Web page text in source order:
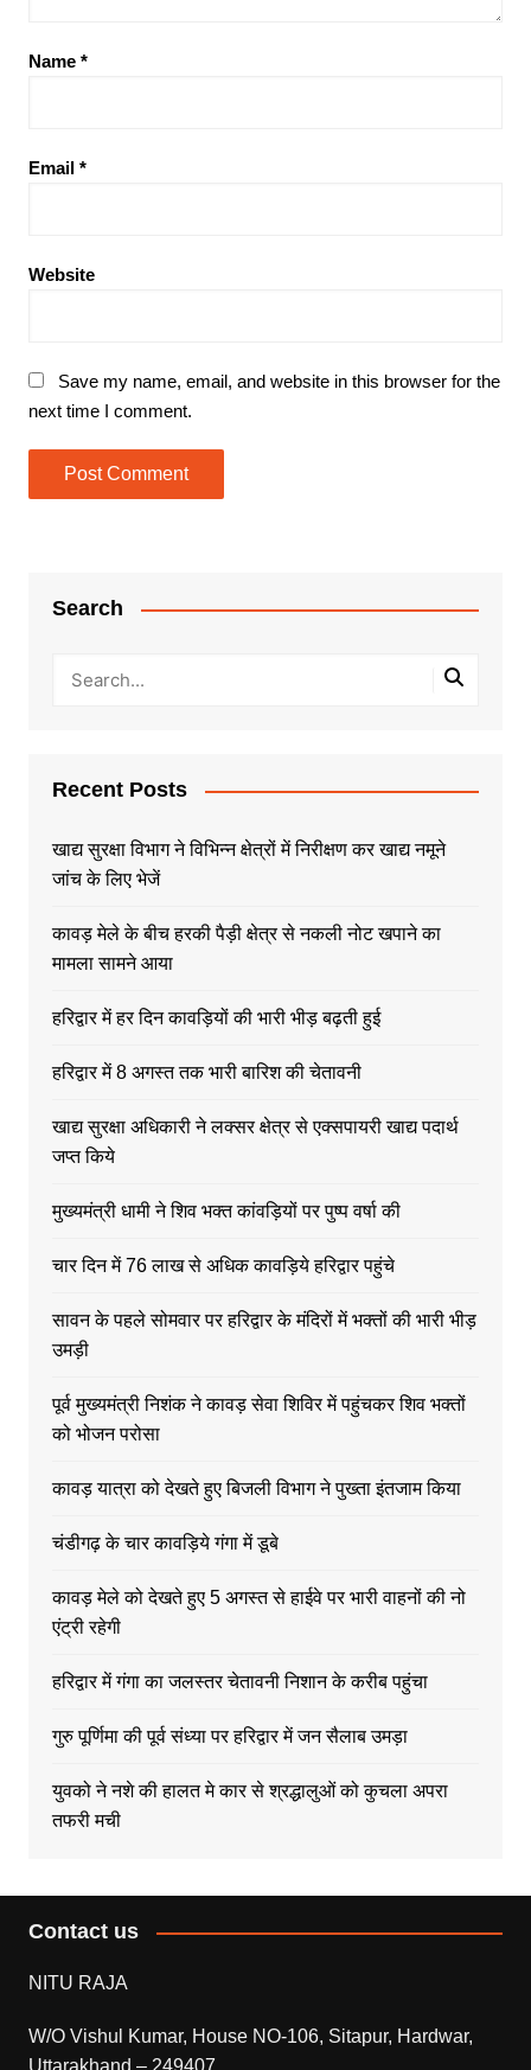
Name *
Email *
Website
Save my name, email, and website in this browser for the
next time I comment.
Search
Recent Posts
खाद्य सुरक्षा विभाग ने विभिन्न क्षेत्रों में निरीक्षण कर खाद्य नमूने
जांच के लिए भेजें
कावड़ मेले के बीच हरकी पैड़ी क्षेत्र से नकली नोट खपाने का
मामला सामने आया
हरिद्वार में हर दिन कावड़ियों की भारी भीड़ बढ़ती हुई
हरिद्वार में 8 अगस्त तक भारी बारिश की चेतावनी
खाद्य सुरक्षा अधिकारी ने लक्सर क्षेत्र से एक्सपायरी खाद्य पदार्थ
जप्त किये
मुख्यमंत्री धामी ने शिव भक्त कांवड़ियों पर पुष्प वर्षा की
चार दिन में 76 लाख से अधिक कावड़िये हरिद्वार पहुंचे
सावन के पहले सोमवार पर हरिद्वार के मंदिरों में भक्तों की भारी भीड़
उमड़ी
पूर्व मुख्यमंत्री निशंक ने कावड़ सेवा शिविर में पहुंचकर शिव भक्तों
को भोजन परोसा
कावड़ यात्रा को देखते हुए बिजली विभाग ने पुख्ता इंतजाम किया
चंडीगढ़ के चार कावड़िये गंगा में डूबे
कावड़ मेले को देखते हुए 5 अगस्त से हाईवे पर भारी वाहनों की नो
एंट्री रहेगी
हरिद्वार में गंगा का जलस्तर चेतावनी निशान के करीब पहुंचा
गुरु पूर्णिमा की पूर्व संध्या पर हरिद्वार में जन सैलाब उमड़ा
युवको ने नशे की हालत मे कार से श्रद्धालुओं को कुचला अपरा
तफरी मची
Contact us
NITU RAJA
W/O Vishul Kumar, House NO-106, Sitapur, Hardwar,
Uttarakhand – 249407